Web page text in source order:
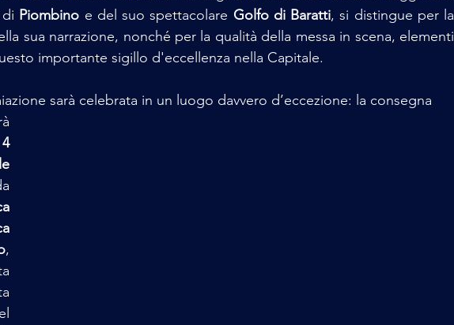
Piombino e del suo spettacolare Golfo di Baratti, si distingue per la
sua narrazione, nonché per la qualità della messa in scena, elementi
importante sigillo d'eccellenza nella Capitale.
sarà celebrata in un luogo davvero d’eccezione: la consegna
4
,